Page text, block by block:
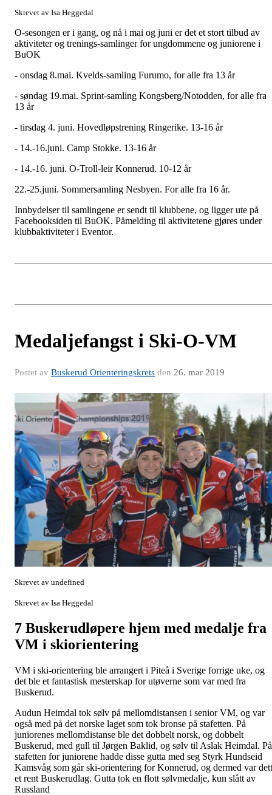
Skrevet av Isa Heggedal
O-sesongen er i gang, og nå i mai og juni er det et stort tilbud av
aktiviteter og trenings-samlinger for ungdommene og juniorene i
BuOK
- onsdag 8.mai. Kvelds-samling Furumo, for alle fra 13 år
- søndag 19.mai. Sprint-samling Kongsberg/Notodden, for alle fra
13 år
- tirsdag 4. juni. Hovedløpstrening Ringerike. 13-16 år
- 14.-16.juni. Camp Stokke. 13-16 år
- 14.-16. juni. O-Troll-leir Konnerud. 10-12 år
22.-25.juni. Sommersamling Nesbyen. For alle fra 16 år.
Innbydelser til samlingene er sendt til klubbene, og ligger ute på
Facebooksiden til BuOK. Påmelding til aktivitetene gjøres under
klubbaktiviteter i Eventor.
Medaljefangst i Ski-O-VM
Postet av Buskerud Orienteringskrets den 26. mar 2019
Skrevet av undefined
Skrevet av Isa Heggedal
7 Buskerudløpere hjem med medalje fra
VM i skiorientering
VM i ski-orientering ble arrangert i Piteå i Sverige forrige uke, og
det ble et fantastisk mesterskap for utøverne som var med fra
Buskerud.
Audun Heimdal tok sølv på mellomdistansen i senior VM, og var
også med på det norske laget som tok bronse på stafetten. På
juniorenes mellomdistanse ble det dobbelt norsk, og dobbelt
Buskerud, med gull til Jørgen Baklid, og sølv til Aslak Heimdal. På
stafetten for juniorene hadde disse gutta med seg Styrk Hundseid
Kamsvåg som går ski-orientering for Konnerud, og dermed var
et rent Buskerudlag. Gutta tok en flott sølvmedalje, kun slått av
Russland